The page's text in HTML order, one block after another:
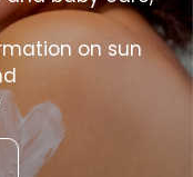
from medicine
fragrances.
on sun